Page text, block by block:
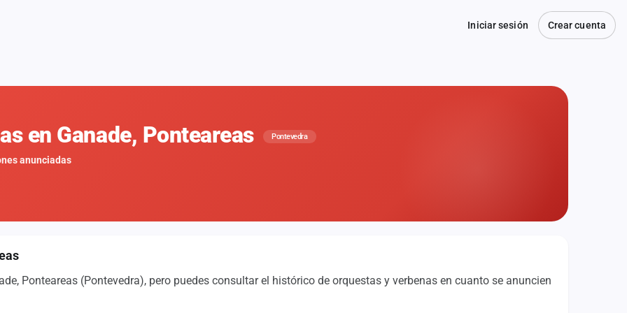
Iniciar sesión Crear cuenta
en Ganade, Ponteareas Pontevedra
anunciadas
Ponteareas (Pontevedra), pero puedes consultar el histórico de orquestas y verbenas en cuanto se anuncien